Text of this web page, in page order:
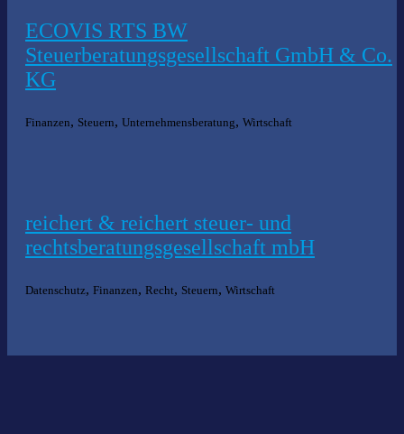
ECOVIS RTS BW
Steuerberatungsgesellschaft GmbH & Co.
KG
Finanzen, Steuern, Unternehmensberatung, Wirtschaft
reichert & reichert steuer- und
rechtsberatungsgesellschaft mbH
Datenschutz, Finanzen, Recht, Steuern, Wirtschaft